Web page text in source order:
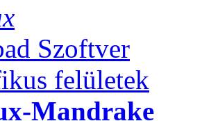
Szoftver
felületek
Mandrake